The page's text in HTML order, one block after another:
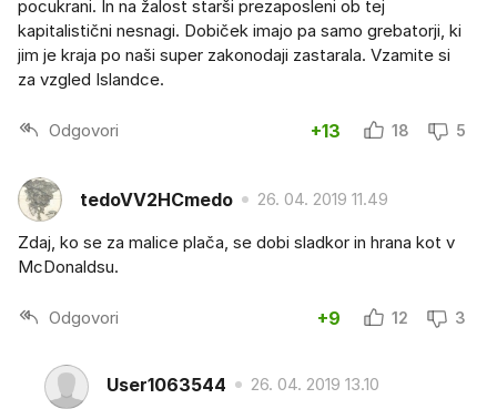
pocukrani. In na žalost starši prezaposleni ob tej
kapitalistični nesnagi. Dobiček imajo pa samo grebatorji, ki
jim je kraja po naši super zakonodaji zastarala. Vzamite si
za vzgled Islandce.
Odgovori +13 18 5
tedoVV2HCmedo 26. 04. 2019 11.49
Zdaj, ko se za malice plača, se dobi sladkor in hrana kot v
McDonaldsu.
Odgovori +9 12 3
User1063544 26. 04. 2019 13.10